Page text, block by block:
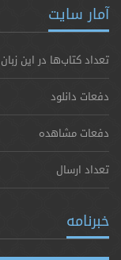
آمار سایت
تعداد کتاب‌ها در این زبان
دفعات دانلود
دفعات مشاهده
تعداد ارسال
خبرنامه